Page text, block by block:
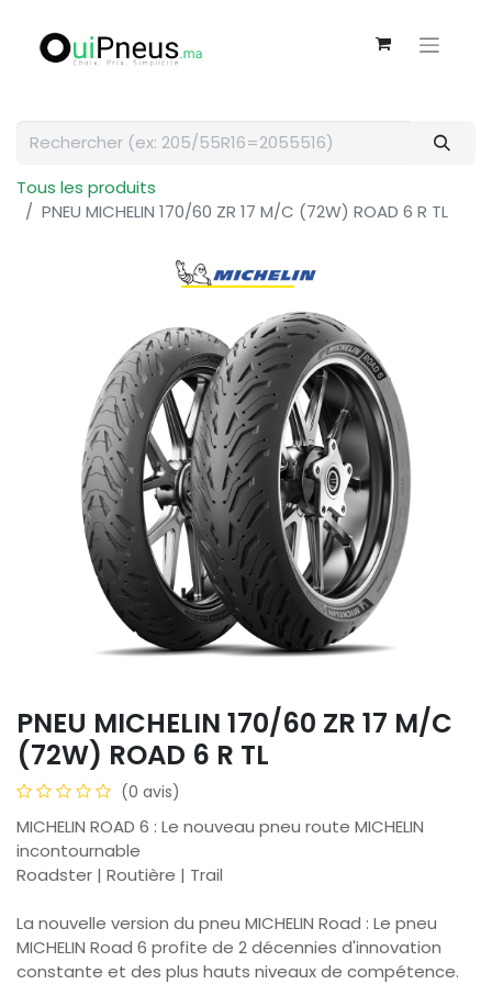
Tous les produits
PNEU MICHELIN 170/60 ZR 17 M/C (72W) ROAD 6 R TL
PNEU MICHELIN 170/60 ZR 17 M/C
(72W) ROAD 6 R TL
(0 avis)
MICHELIN ROAD 6 : Le nouveau pneu route MICHELIN
incontournable​
Roadster | Routière | Trail
La nouvelle version du pneu MICHELIN Road : Le pneu
MICHELIN Road 6 profite de 2 décennies d'innovation
constante et des plus hauts niveaux de compétence.